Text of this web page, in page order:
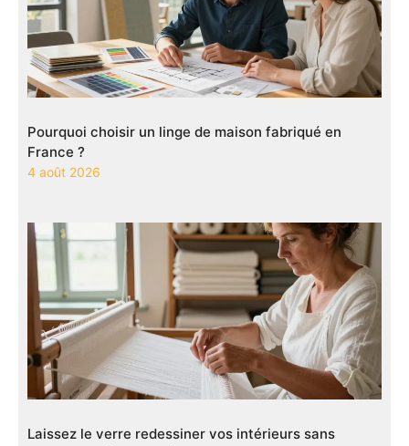
Pourquoi choisir un linge de maison fabriqué en
France ?
4 août 2026
Laissez le verre redessiner vos intérieurs sans